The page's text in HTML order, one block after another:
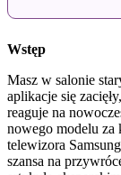
Wstęp
Masz w salonie
aplikacje się
reaguje na
nowego modelu za
telewizora
szansa na